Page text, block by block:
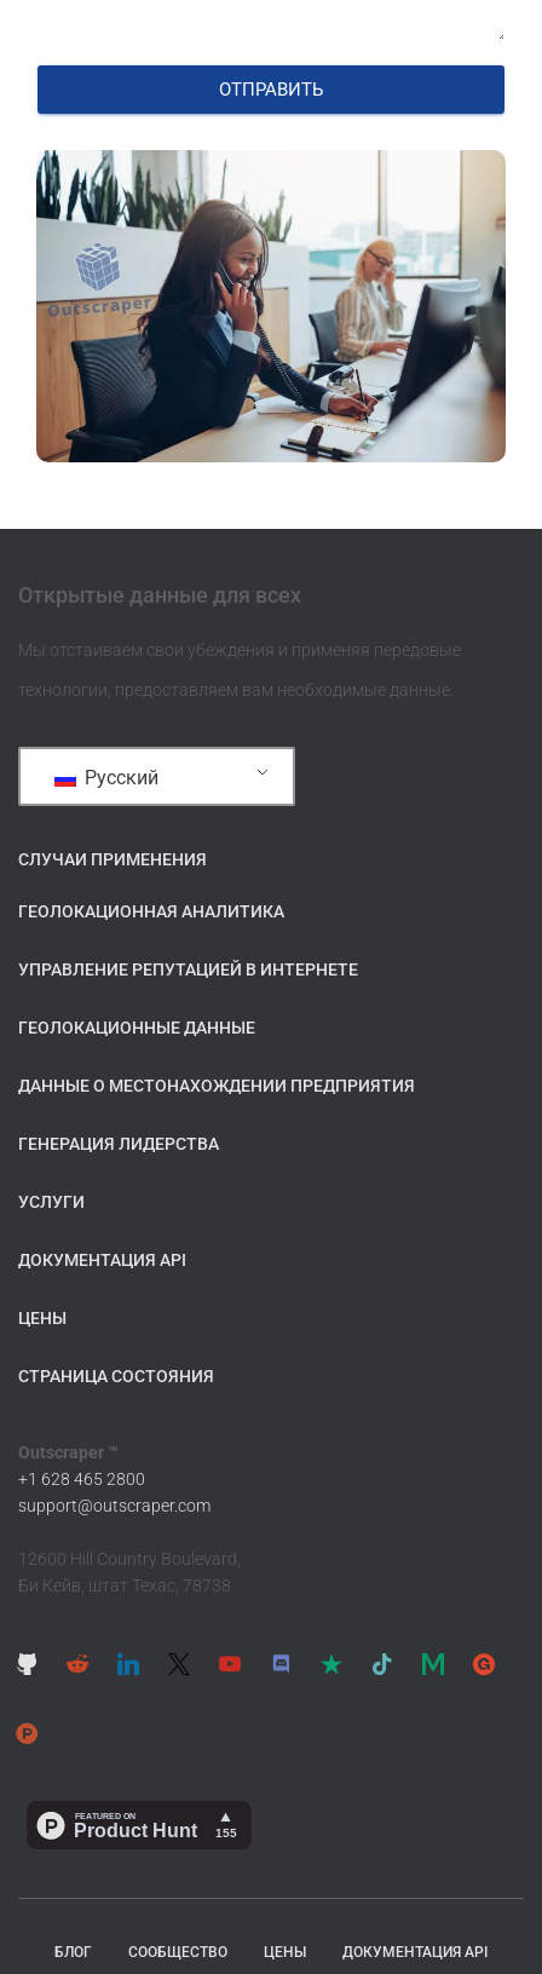
ОТПРАВИТЬ
Открытые данные для всех
Мы отстаиваем свои убеждения и применяя передовые
технологии, предоставляем вам необходимые данные.
Русский
СЛУЧАИ ПРИМЕНЕНИЯ
ГЕОЛОКАЦИОННАЯ АНАЛИТИКА
УПРАВЛЕНИЕ РЕПУТАЦИЕЙ В ИНТЕРНЕТЕ
ГЕОЛОКАЦИОННЫЕ ДАННЫЕ
ДАННЫЕ О МЕСТОНАХОЖДЕНИИ ПРЕДПРИЯТИЯ
ГЕНЕРАЦИЯ ЛИДЕРСТВА
УСЛУГИ
ДОКУМЕНТАЦИЯ API
ЦЕНЫ
СТРАНИЦА СОСТОЯНИЯ
Outscraper ™
+1 628 465 2800
support@outscraper.com
12600 Hill Country Boulevard,
Би Кейв, штат Техас, 78738
БЛОГ СООБЩЕСТВО ЦЕНЫ ДОКУМЕНТАЦИЯ API